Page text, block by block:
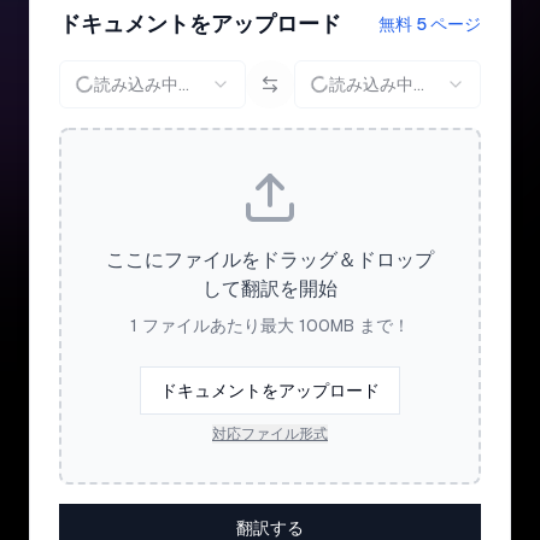
ドキュメントをアップロード 無料 5 ページ
読み込み中... 読み込み中...
ここにファイルをドラッグ＆ドロップ
して翻訳を開始
1 ファイルあたり最大 100MB まで！
ドキュメントをアップロード
対応ファイル形式
翻訳する